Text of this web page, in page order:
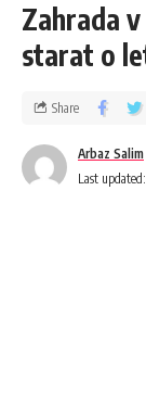
Zahrada v
starat o
Last
Arbaz Salim
Share